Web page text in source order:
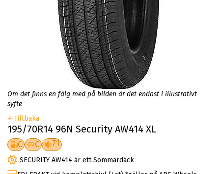
Om det finns en fälg med på bilden är det endast i illustrativt
syfte
Tillbaka
195/70R14 96N Security AW414 XL
C C 71
SECURITY AW414 är ett Sommardäck